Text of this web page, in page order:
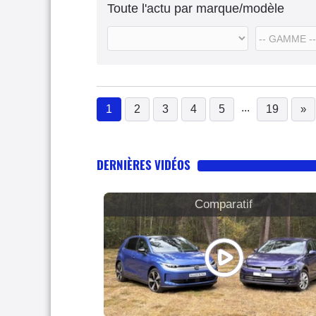
Toute l'actu par marque/modèle
1
(current)
2 3 4 5 ... 19 »
DERNIÈRES VIDÉOS
Comparatif